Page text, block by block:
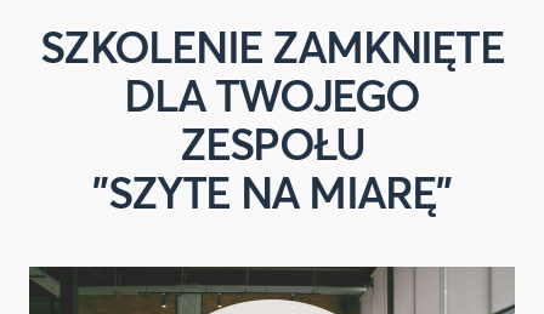
SZKOLENIE ZAMKNIĘTE
DLA TWOJEGO
ZESPOŁU
"SZYTE NA MIARĘ"